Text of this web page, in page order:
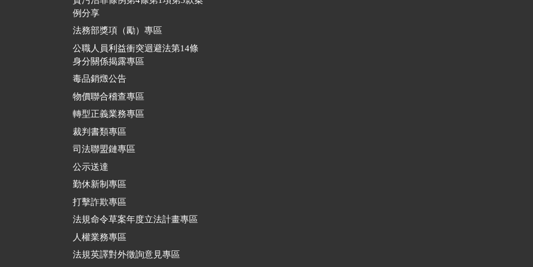
例分享
法務部獎項（勵）專區
公職人員利益衝突迴避法第14條
身分關係揭露專區
毒品銷燬公告
物價聯合稽查專區
轉型正義業務專區
裁判書類專區
司法聯盟鏈專區
公示送達
勤休新制專區
打擊詐欺專區
法規命令草案年度立法計畫專區
人權業務專區
法規英譯對外徵詢意見專區